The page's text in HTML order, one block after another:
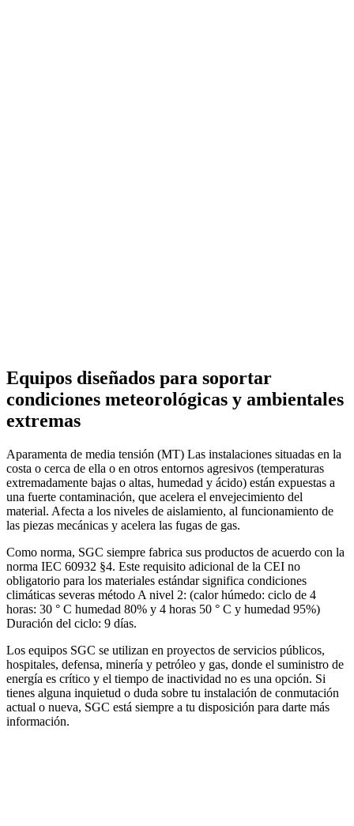
Equipos diseñados para soportar
condiciones meteorológicas y ambientales
extremas
Aparamenta de media tensión (MT) Las instalaciones situadas en la
costa o cerca de ella o en otros entornos agresivos (temperaturas
extremadamente bajas o altas, humedad y ácido) están expuestas a
una fuerte contaminación, que acelera el envejecimiento del
material. Afecta a los niveles de aislamiento, al funcionamiento de
las piezas mecánicas y acelera las fugas de gas.
Como norma, SGC siempre fabrica sus productos de acuerdo con la
norma IEC 60932 §4. Este requisito adicional de la CEI no
obligatorio para los materiales estándar significa condiciones
climáticas severas método A nivel 2: (calor húmedo: ciclo de 4
horas: 30 ° C humedad 80% y 4 horas 50 ° C y humedad 95%)
Duración del ciclo: 9 días.
Los equipos SGC se utilizan en proyectos de servicios públicos,
hospitales, defensa, minería y petróleo y gas, donde el suministro de
energía es crítico y el tiempo de inactividad no es una opción. Si
tienes alguna inquietud o duda sobre tu instalación de conmutación
actual o nueva, SGC está siempre a tu disposición para darte más
información.